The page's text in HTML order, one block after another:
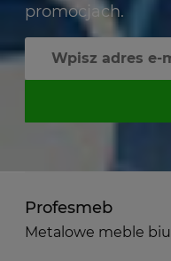
promocjach.
Profesmeb
Metalowe meble